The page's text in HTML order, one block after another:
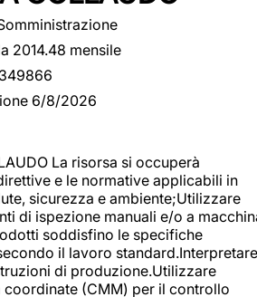
2014.48 mensile
349866
6/8/2026
La risorsa si occuperà
e le normative applicabili in
sicurezza e ambiente;Utilizzare
di ispezione manuali e/o a
soddisfino le specifiche
il lavoro standard.Interpretare
di produzione.Utilizzare
coordinate (CMM) per il controllo